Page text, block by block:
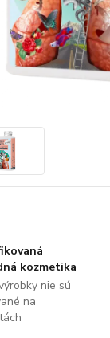
kozmetika
nie sú
na